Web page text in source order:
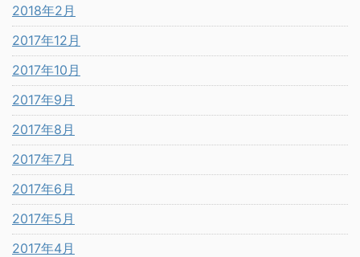
2018年2月
2017年12月
2017年10月
2017年9月
2017年8月
2017年7月
2017年6月
2017年5月
2017年4月